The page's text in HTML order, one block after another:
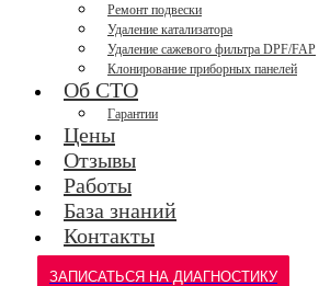
Ремонт подвески
Удаление катализатора
Удаление сажевого фильтра DPF/FAP
Клонирование приборных панелей
Об СТО
Гарантии
Цены
Отзывы
Работы
База знаний
Контакты
ЗАПИСАТЬСЯ НА ДИАГНОСТИКУ